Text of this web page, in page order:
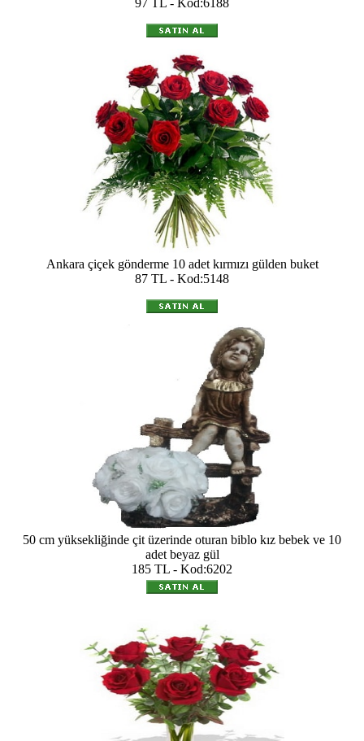
97 TL - Kod:6188
Ankara çiçek gönderme 10 adet kırmızı gülden buket
87 TL - Kod:5148
50 cm yüksekliğinde çit üzerinde oturan biblo kız bebek ve 10
adet beyaz gül
185 TL - Kod:6202